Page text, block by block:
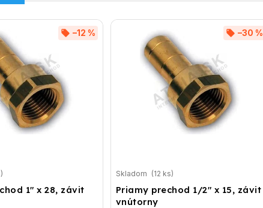
1" x 28, závit
–12 %
Priamy prechod 1/2" x 15, závit
vnútorny
–30 %
Skladom (12 ks)